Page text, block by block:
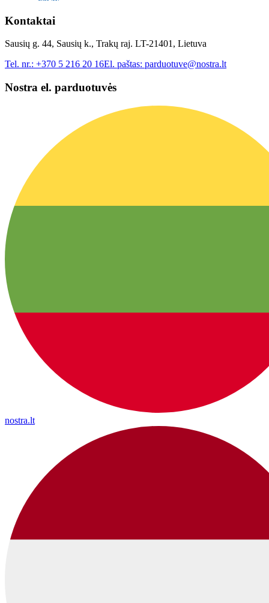
Kontaktai
Sausių g. 44, Sausių k., Trakų raj. LT-21401, Lietuva
Tel. nr.: +370 5 216 20 16El. paštas: parduotuve@nostra.lt
Nostra el. parduotuvės
nostra.lt